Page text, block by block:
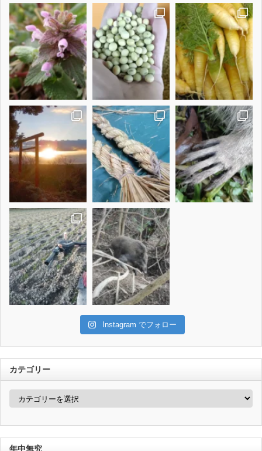
Instagram でフォロー
カテゴリー
カ
ー
年中無究